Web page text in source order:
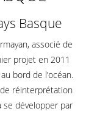
Basque
associé de
projet en 2011
bord de l’océan.
réinterprétation
se développer par